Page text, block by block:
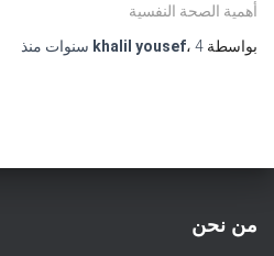
أهمية الصحة النفسية
بواسطة
khalil yousef، 4 سنوات منذ
من نحن